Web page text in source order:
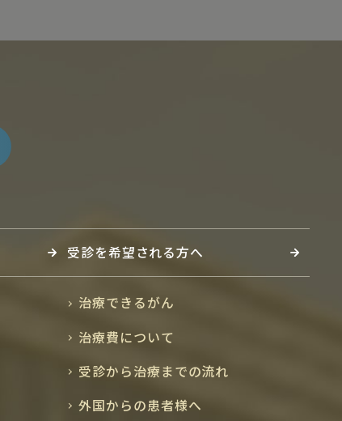
受診を希望される方へ
治療できるがん
治療費について
受診から治療までの流れ
外国からの患者様へ